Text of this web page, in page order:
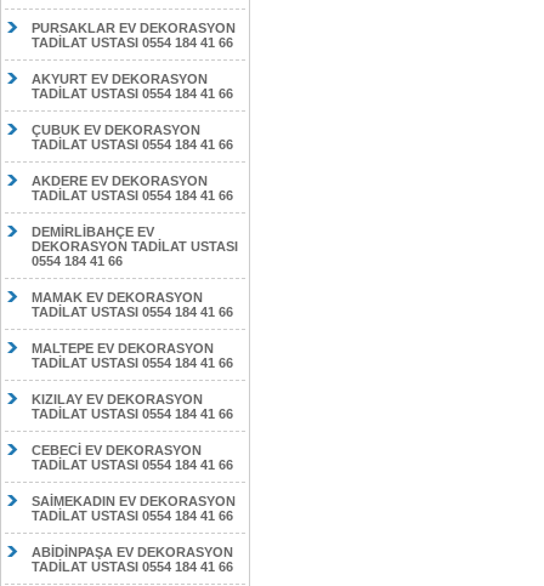
PURSAKLAR EV DEKORASYON
TADİLAT USTASI 0554 184 41 66
AKYURT EV DEKORASYON
TADİLAT USTASI 0554 184 41 66
ÇUBUK EV DEKORASYON
TADİLAT USTASI 0554 184 41 66
AKDERE EV DEKORASYON
TADİLAT USTASI 0554 184 41 66
DEMİRLİBAHÇE EV
DEKORASYON TADİLAT USTASI
0554 184 41 66
MAMAK EV DEKORASYON
TADİLAT USTASI 0554 184 41 66
MALTEPE EV DEKORASYON
TADİLAT USTASI 0554 184 41 66
KIZILAY EV DEKORASYON
TADİLAT USTASI 0554 184 41 66
CEBECİ EV DEKORASYON
TADİLAT USTASI 0554 184 41 66
SAİMEKADIN EV DEKORASYON
TADİLAT USTASI 0554 184 41 66
ABİDİNPAŞA EV DEKORASYON
TADİLAT USTASI 0554 184 41 66